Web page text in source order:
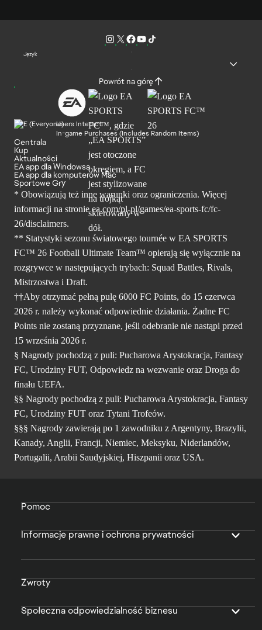
Język
Powrót na górę
Users Interact
In-game Purchases (Includes Random Items)
Centrala
Kup
Aktualności
EA app dla Windowsa
EA app dla komputerów Mac
Sportowe Gry
* Obowiązują też inne warunki oraz ograniczenia. Więcej
informacji na stronie ea.com/pl-pl/games/ea-sports-fc/fc-
26/disclaimers.
** Statystyki sezonu światowego tournée w EA SPORTS
FC™ 26 Football Ultimate Team™ opierają się wyłącznie na
rozgrywce w następujących trybach: Squad Battles, Rivals,
Mistrzostwa i Draft.
††Aby otrzymać pełną pulę 6000 FC Points, do 15 czerwca
2026 r. należy wykonać odpowiednie działania. Żadne FC
Points nie zostaną przyznane, jeśli odebranie nie nastąpi przed
15 września 2026 r.
§ Nagrody pochodzą z puli: Pucharowa Arystokracja, Fantasy
FC, Urodziny FUT, Odpowiedz na wezwanie oraz Droga do
finału UEFA.
§§ Nagrody pochodzą z puli: Pucharowa Arystokracja, Fantasy
FC, Urodziny FUT oraz Tytani Trofeów.
§§§ Nagrody zawierają po 1 zawodniku z Argentyny, Brazylii,
Kanady, Anglii, Francji, Niemiec, Meksyku, Niderlandów,
Portugalii, Arabii Saudyjskiej, Hiszpanii oraz USA.
Pomoc
Informacje prawne i ochrona prywatności
Zwroty
Społeczna odpowiedzialność biznesu